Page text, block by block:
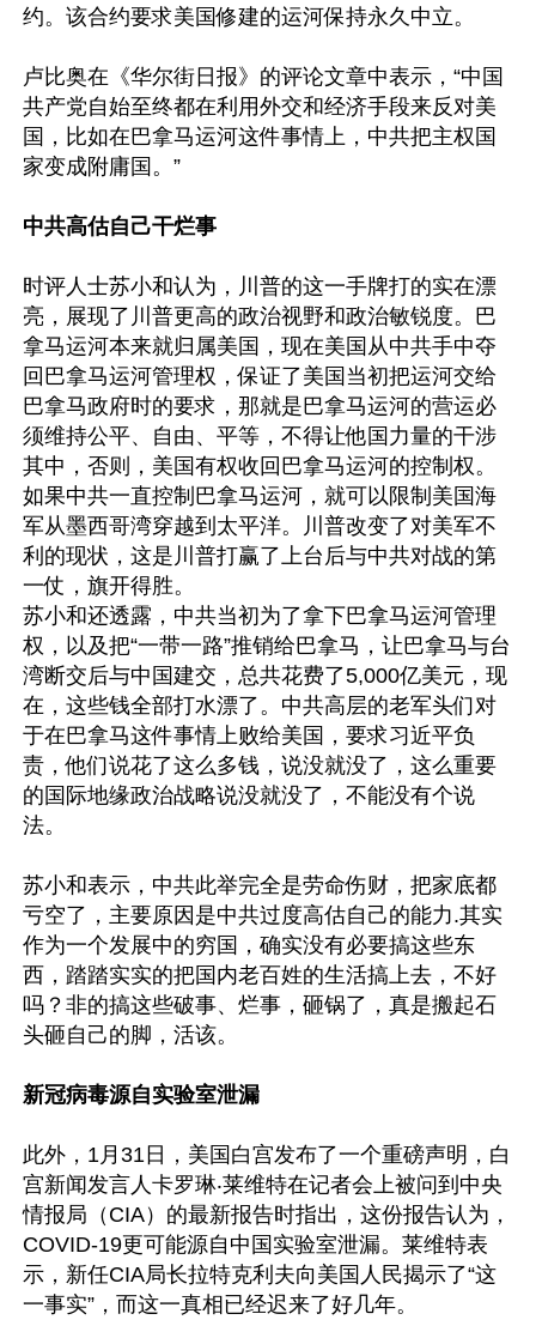
约。该合约要求美国修建的运河保持永久中立。
卢比奥在《华尔街日报》的评论文章中表示，“中国
共产党自始至终都在利用外交和经济手段来反对美
国，比如在巴拿马运河这件事情上，中共把主权国
家变成附庸国。”
中共高估自己干烂事
时评人士苏小和认为，川普的这一手牌打的实在漂
亮，展现了川普更高的政治视野和政治敏锐度。巴
拿马运河本来就归属美国，现在美国从中共手中夺
回巴拿马运河管理权，保证了美国当初把运河交给
巴拿马政府时的要求，那就是巴拿马运河的营运必
须维持公平、自由、平等，不得让他国力量的干涉
其中，否则，美国有权收回巴拿马运河的控制权。
如果中共一直控制巴拿马运河，就可以限制美国海
军从墨西哥湾穿越到太平洋。川普改变了对美军不
利的现状，这是川普打赢了上台后与中共对战的第
一仗，旗开得胜。
苏小和还透露，中共当初为了拿下巴拿马运河管理
权，以及把“一带一路”推销给巴拿马，让巴拿马与台
湾断交后与中国建交，总共花费了5,000亿美元，现
在，这些钱全部打水漂了。中共高层的老军头们对
于在巴拿马这件事情上败给美国，要求习近平负
责，他们说花了这么多钱，说没就没了，这么重要
的国际地缘政治战略说没就没了，不能没有个说
法。
苏小和表示，中共此举完全是劳命伤财，把家底都
亏空了，主要原因是中共过度高估自己的能力.其实
作为一个发展中的穷国，确实没有必要搞这些东
西，踏踏实实的把国内老百姓的生活搞上去，不好
吗？非的搞这些破事、烂事，砸锅了，真是搬起石
头砸自己的脚，活该。
新冠病毒源自实验室泄漏
此外，1月31日，美国白宫发布了一个重磅声明，白
宫新闻发言人卡罗琳‧莱维特在记者会上被问到中央
情报局（CIA）的最新报告时指出，这份报告认为，
COVID-19更可能源自中国实验室泄漏。莱维特表
示，新任CIA局长拉特克利夫向美国人民揭示了“这
一事实”，而这一真相已经迟来了好几年。